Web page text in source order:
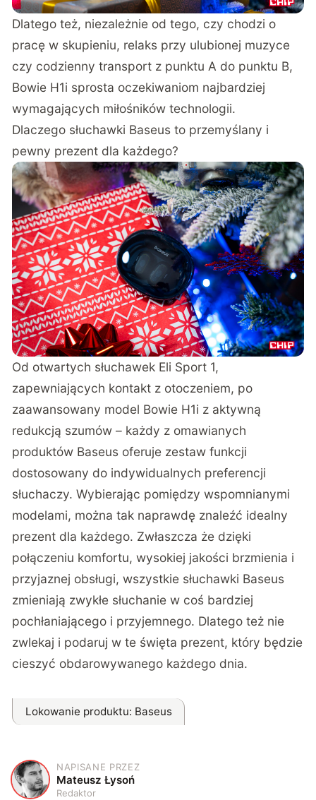
Dlatego też, niezależnie od tego, czy chodzi o
pracę w skupieniu, relaks przy ulubionej muzyce
czy codzienny transport z punktu A do punktu B,
Bowie H1i sprosta oczekiwaniom najbardziej
wymagających miłośników technologii.
Dlaczego słuchawki Baseus to przemyślany i
pewny prezent dla każdego?
Od otwartych słuchawek Eli Sport 1,
zapewniających kontakt z otoczeniem, po
zaawansowany model Bowie H1i z aktywną
redukcją szumów – każdy z omawianych
produktów Baseus oferuje zestaw funkcji
dostosowany do indywidualnych preferencji
słuchaczy. Wybierając pomiędzy wspomnianymi
modelami, można tak naprawdę znaleźć idealny
prezent dla każdego. Zwłaszcza że dzięki
połączeniu komfortu, wysokiej jakości brzmienia i
przyjaznej obsługi, wszystkie słuchawki Baseus
zmieniają zwykłe słuchanie w coś bardziej
pochłaniającego i przyjemnego. Dlatego też nie
zwlekaj i podaruj w te święta prezent, który będzie
cieszyć obdarowywanego każdego dnia.
Lokowanie produktu: Baseus
M
NAPISANE PRZEZ
Mateusz Łysoń
Redaktor